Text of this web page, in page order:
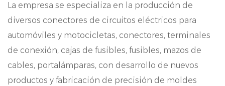
una transmisión de señal fiable.
Conexión segura: con robumecanismos de
bloqueo, nuestros conectores proporcionan
una conexión segura y fiable, evitando
desconexiones accidentales y pérdida de
La empresa se especializa en la producción de
diversos conectores de circuitos eléctricos para
automóviles y motocicletas, conectores, terminales
de conexión, cajas de fusibles, fusibles, mazos de
cables, portalámparas, con desarrollo de nuevos
productos y fabricación de precisión de moldes